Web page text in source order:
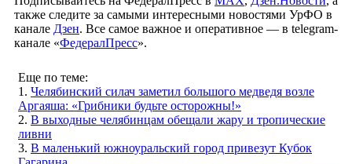
также следите за самыми интересными новостями УрФО в
канале Дзен. Все самое важное и оперативное — в telegram-
канале «ФедералПресс».
Еще по теме:
1. Челябинский силач заметил большого медведя возле
Аргаяша: «Грибники будьте осторожны!»
2. В выходные челябинцам обещали жару и тропические
ливни
3. В маленький южноуральский город привезут Кубок